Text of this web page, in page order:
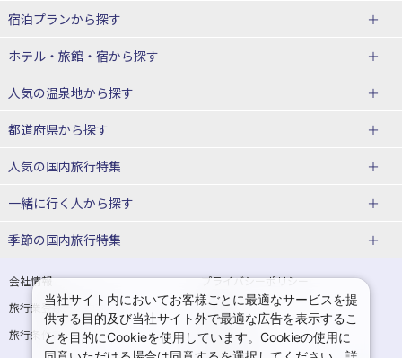
宿泊プランから探す
北海道
東北
青森県
宮城県
山形県
関東
埼玉県 千葉県
茨城県 栃木県
ホテル・旅館・宿から探す
北海道ホテル・旅館
青森県ホテル・旅館
宮城県ホテル・旅館
山形県ホテル・旅館
東京都ホテル・旅館 神奈川県ホテル・旅館
埼玉県ホテル・旅館 千葉県ホテル・旅館
人気の温泉地から探す
北海道
湯の川温泉(北海道)
十勝川温泉(北海道)
洞爺湖温泉(北海道)
層雲峡温泉(北海道)
東北
花巻温泉(岩手) 蔵王温泉(山形)
都道府県から探す
北海道旅行・ツアー
東北
青森旅行・ツアー 岩手旅行・ツアー
宮城旅行・ツアー 秋田旅行・ツアー
山形旅行・ツアー 福島旅行・ツアー
人気の国内旅行特集
東京ディズニーリゾート®への旅
ユニバーサル・スタジオ・ジャパ
一緒に行く人から探す
一人旅 国内版
カップル・夫婦旅行 国内版 女子旅 国内版
卒業旅行・学生旅行 国内版
季節の国内旅行特集
桜・お花見特集
ゴールデンウィーク（GW）の国内
旅行
夏休み・お盆の国内旅行 7月の国内旅行
会社情報
プライバシーポリシー
旅行業登録票・約款
規約集
旅行条件書
商標について
当社サイト内においてお客様ごとに最適なサービスを提
供する目的及び当社サイト外で最適な広告を表示するこ
とを目的にCookieを使用しています。Cookieの使用に